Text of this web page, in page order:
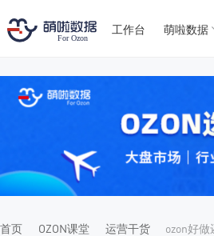
工作台 萌啦数据
首页 OZON课堂 运营干货 ozon好